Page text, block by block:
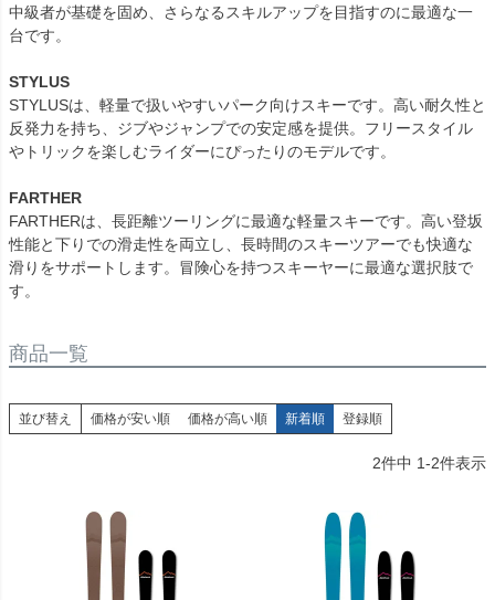
中級者が基礎を固め、さらなるスキルアップを目指すのに最適な一
台です。
STYLUS
STYLUSは、軽量で扱いやすいパーク向けスキーです。高い耐久性と
反発力を持ち、ジブやジャンプでの安定感を提供。フリースタイル
やトリックを楽しむライダーにぴったりのモデルです。
FARTHER
FARTHERは、長距離ツーリングに最適な軽量スキーです。高い登坂
性能と下りでの滑走性を両立し、長時間のスキーツアーでも快適な
滑りをサポートします。冒険心を持つスキーヤーに最適な選択肢で
す。
商品一覧
並び替え 価格が安い順 価格が高い順 新着順 登録順
2件中 1-2件表示